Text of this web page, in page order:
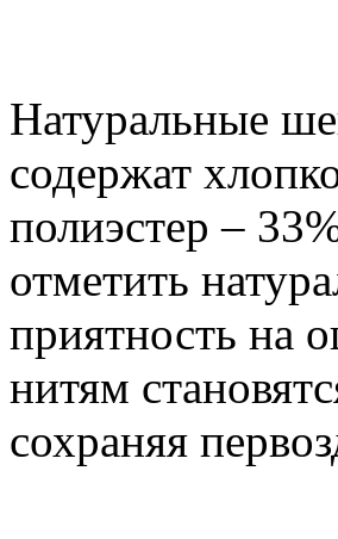
Натуральные
содержат
полиэстер –
отметить
приятность на
нитям
сохраняя